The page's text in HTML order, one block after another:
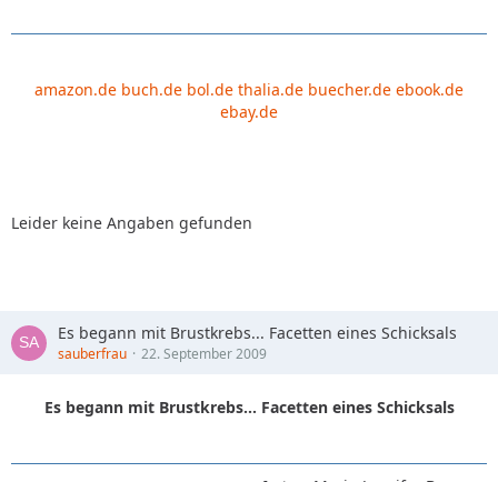
amazon.de buch.de bol.de thalia.de buecher.de ebook.de
ebay.de
Leider keine Angaben gefunden
Es begann mit Brustkrebs... Facetten eines Schicksals
sauberfrau 22. September 2009
Es begann mit Brustkrebs... Facetten eines Schicksals